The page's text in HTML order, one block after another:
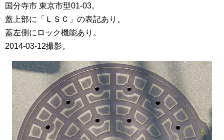
国分寺市 東京市型01-03。
蓋上部に「ＬＳＣ」の表記あり。
蓋左側にロック機能あり。
2014-03-12撮影。